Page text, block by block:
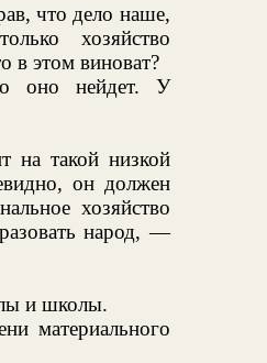
что дело наше,
хозяйство
в этом виноват?
оно нейдет. У
на такой низкой
он должен
хозяйство
народ, —
и школы.
материального